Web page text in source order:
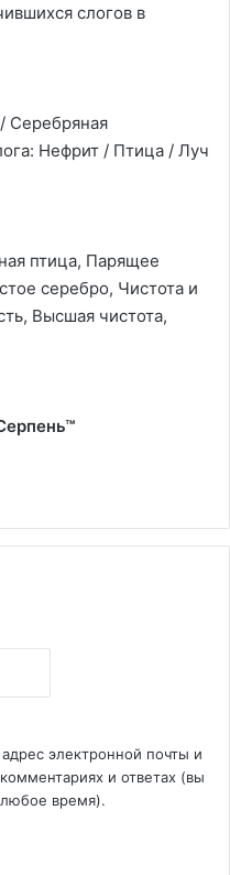
слогов в
Серебряная
Нефрит / Птица / Луч
птица, Парящее
серебро, Чистота и
Высшая чистота,
электронной почты и
и ответах (вы
любое время).